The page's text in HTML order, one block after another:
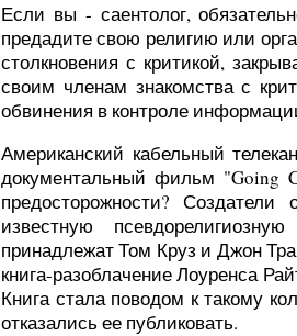
Если вы - саентолог,
предадите свою религию или
столкновения с критикой,
своим членам знакомства с
обвинения в контроле
Американский кабельный
документальный фильм "Going
предосторожности?
известную
принадлежат Том Круз и Джон
книга-разоблачение Лоуренса
Книга стала поводом к такому
отказались ее публиковать.